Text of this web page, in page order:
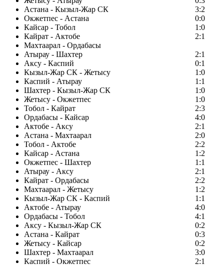
Астана - Кызыл-Жар СК
3:2
Окжетпес - Астана
0:0
Кайсар - Тобол
1:0
Кайрат - Актобе
2:1
Махтаарал - Ордабасы
Атырау - Шахтер
2:1
Аксу - Каспий
0:1
Кызыл-Жар СК - Жетысу
1:0
Каспий - Атырау
1:1
Шахтер - Кызыл-Жар СК
1:0
Жетысу - Окжетпес
1:0
Тобол - Кайрат
2:3
Ордабасы - Кайсар
4:0
Актобе - Аксу
2:1
Астана - Махтаарал
2:0
Тобол - Актобе
2:2
Кайсар - Астана
1:2
Окжетпес - Шахтер
1:1
Атырау - Аксу
2:1
Кайрат - Ордабасы
2:2
Махтаарал - Жетысу
1:2
Кызыл-Жар СК - Каспий
1:1
Актобе - Атырау
4:0
Ордабасы - Тобол
4:1
Аксу - Кызыл-Жар СК
0:2
Астана - Кайрат
0:3
Жетысу - Кайсар
0:2
Шахтер - Махтаарал
3:0
Каспий - Окжетпес
2:1